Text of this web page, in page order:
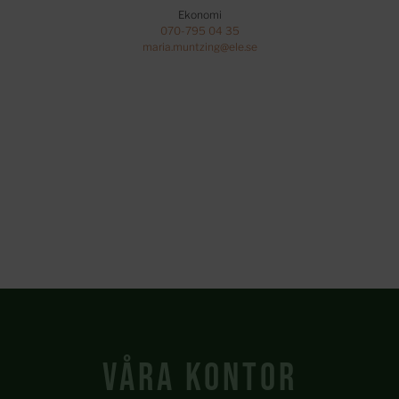
Ekonomi
070-795 04 35
maria.muntzing@ele.se
Våra kontor